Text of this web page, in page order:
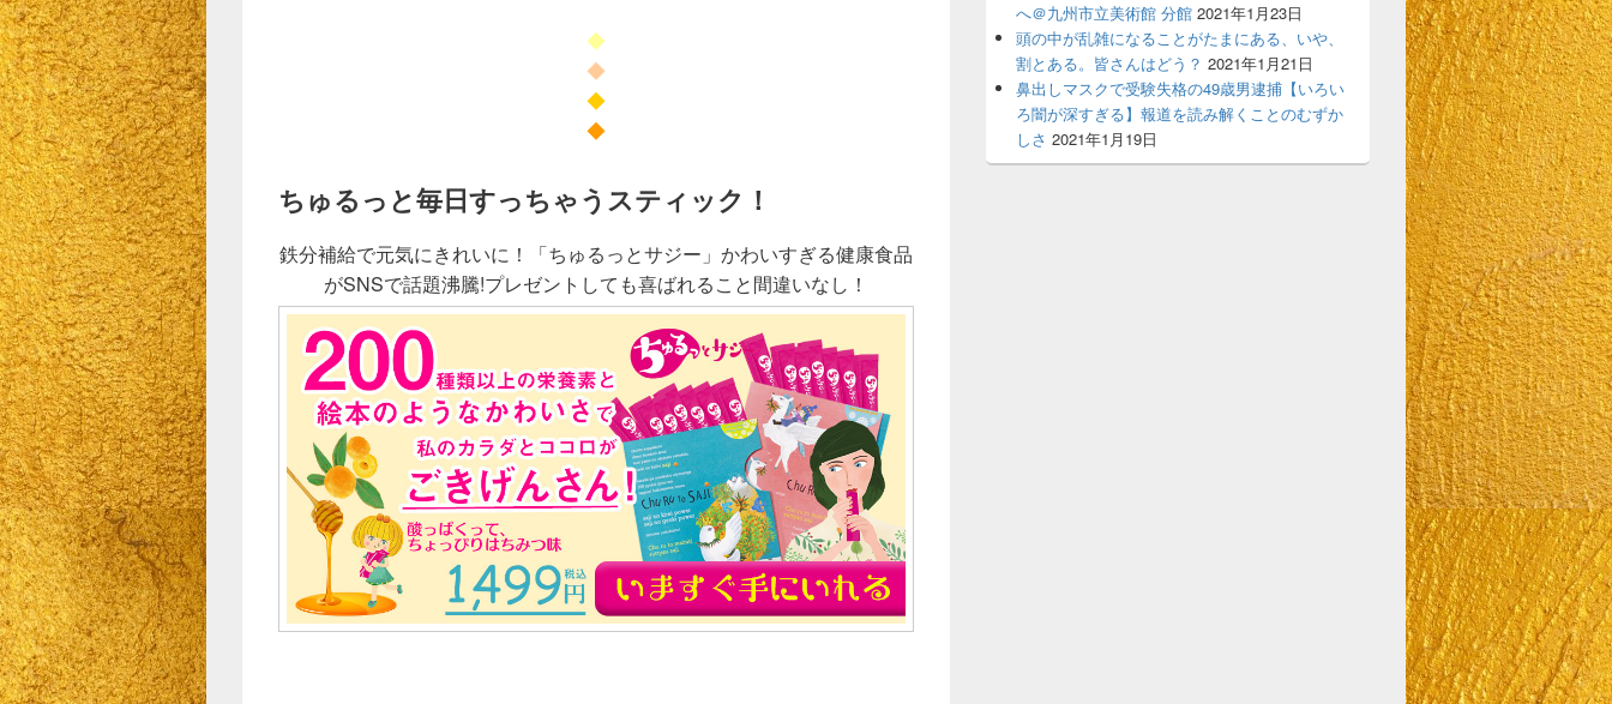
◆
◆
◆
◆
ちゅるっと毎日すっちゃうスティック！
鉄分補給で元気にきれいに！「ちゅるっとサジー」かわいすぎる健康食品
がSNSで話題沸騰!プレゼントしても喜ばれること間違いなし！
へ＠九州市立美術館 分館 2021年1月23日
頭の中が乱雑になることがたまにある、いや、
割とある。皆さんはどう？ 2021年1月21日
鼻出しマスクで受験失格の49歳男逮捕【いろい
ろ闇が深すぎる】報道を読み解くことのむずか
しさ 2021年1月19日